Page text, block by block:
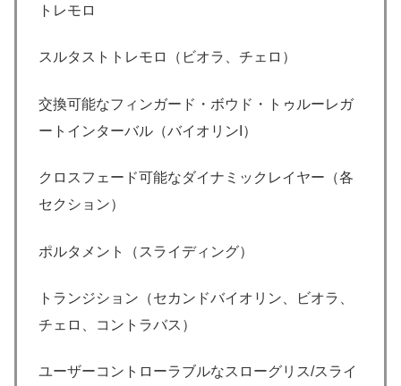
トレモロ
スルタストトレモロ（ビオラ、チェロ）
交換可能なフィンガード・ボウド・トゥルーレガ
ートインターバル（バイオリンI）
クロスフェード可能なダイナミックレイヤー（各
セクション）
ポルタメント（スライディング）
トランジション（セカンドバイオリン、ビオラ、
チェロ、コントラバス）
ユーザーコントローラブルなスローグリス/スライ